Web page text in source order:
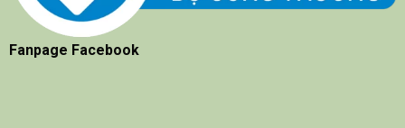
Fanpage Facebook